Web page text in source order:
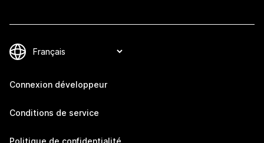
Connexion développeur
Conditions de service
Politique de confidentialité